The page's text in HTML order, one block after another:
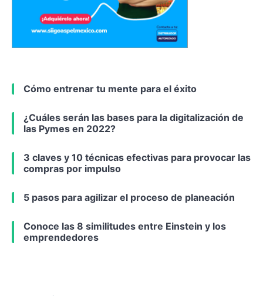
Cómo entrenar tu mente para el éxito
¿Cuáles serán las bases para la digitalización de
las Pymes en 2022?
3 claves y 10 técnicas efectivas para provocar las
compras por impulso
5 pasos para agilizar el proceso de planeación
Conoce las 8 similitudes entre Einstein y los
emprendedores